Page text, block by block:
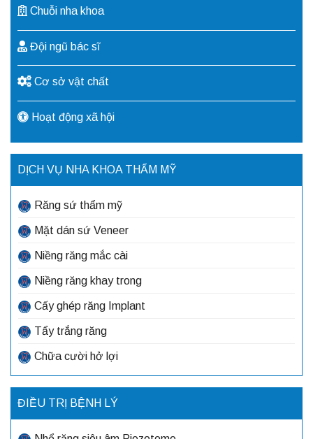
Chuỗi nha khoa
Đội ngũ bác sĩ
Cơ sở vật chất
Hoạt động xã hội
DỊCH VỤ NHA KHOA THẨM MỸ
Răng sứ thẩm mỹ
Mặt dán sứ Veneer
Niềng răng mắc cài
Niềng răng khay trong
Cấy ghép răng Implant
Tẩy trắng răng
Chữa cười hở lợi
ĐIỀU TRỊ BỆNH LÝ